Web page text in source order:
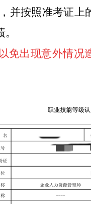
并按照准考证上
免出现意外情况